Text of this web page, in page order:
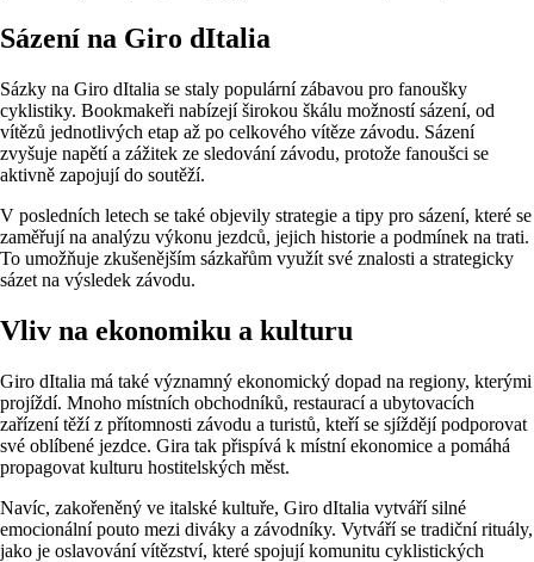
Sázení na Giro dItalia
Sázky na Giro dItalia se staly populární zábavou pro fanoušky
cyklistiky. Bookmakeři nabízejí širokou škálu možností sázení, od
vítězů jednotlivých etap až po celkového vítěze závodu. Sázení
zvyšuje napětí a zážitek ze sledování závodu, protože fanoušci se
aktivně zapojují do soutěží.
V posledních letech se také objevily strategie a tipy pro sázení, které se
zaměřují na analýzu výkonu jezdců, jejich historie a podmínek na trati.
To umožňuje zkušenějším sázkařům využít své znalosti a strategicky
sázet na výsledek závodu.
Vliv na ekonomiku a kulturu
Giro dItalia má také významný ekonomický dopad na regiony, kterými
projíždí. Mnoho místních obchodníků, restaurací a ubytovacích
zařízení těží z přítomnosti závodu a turistů, kteří se sjíždějí podporovat
své oblíbené jezdce. Gira tak přispívá k místní ekonomice a pomáhá
propagovat kulturu hostitelských měst.
Navíc, zakořeněný ve italské kultuře, Giro dItalia vytváří silné
emocionální pouto mezi diváky a závodníky. Vytváří se tradiční rituály,
jako je oslavování vítězství, které spojují komunitu cyklistických